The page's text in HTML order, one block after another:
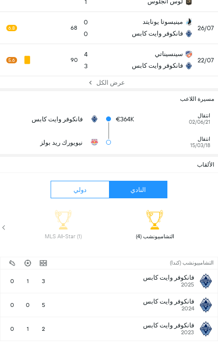
1
26/07
مينيسوتا يونايتد
فانكوفر وايت كابس
0
0
68
6.8
22/07
سينسيناتي
فانكوفر وايت كابس
4
3
90
5.6
عرض الكل
مسيرة اللاعب
انتقال
02/06/21
€364K فانكوفر وايت كابس
انتقال
15/03/18
نيويورك ريد بولز
الألقاب
النادي دولي
التشامبيونشب (4) MLS All-Star (1)
التشامبيونشب (كندا)
فانكوفر وايت كابس
2025
3
1
0
فانكوفر وايت كابس
2024
5
0
0
فانكوفر وايت كابس
2023
2
1
0